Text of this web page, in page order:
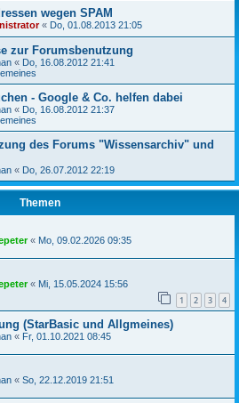
wegen SPAM
« Do, 01.08.2013 21:05
zur Forumsbenutzung
« Do, 16.08.2012 21:41
- Google & Co. helfen dabei
« Do, 16.08.2012 21:37
des Forums "Wissensarchiv" und
« Do, 26.07.2012 22:19
Themen
« Mo, 09.02.2026 09:35
« Mi, 15.05.2024 15:56
1 2 3 4
(StarBasic und Allgmeines)
« Fr, 01.10.2021 08:45
« So, 22.12.2019 21:51